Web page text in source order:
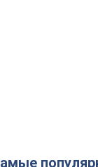
Самые